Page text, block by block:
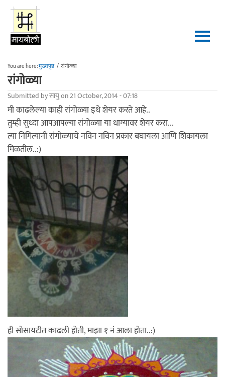
Skip to main content
You are here:मुख्यपृष्ठ / रांगोळ्या
रांगोळ्या
Submitted byसायुon 21 October, 2014 - 07:18
मी काढलेल्या काही रांगोळ्या इथे शेयर करते आहे..
तुम्ही सुध्दा आपआपल्या रांगोळ्या या धाग्यावर शेयर करा...
त्या निमित्यानी रांगोळ्याचे नविन नविन प्रकार बघायला आणि शिकायला
मिळतील..:)
ही सोसायटीत काढली होती, माझा १ नं आला होता..:)